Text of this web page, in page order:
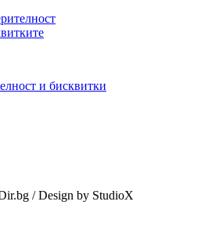
и бисквитки
/ Design by StudioX